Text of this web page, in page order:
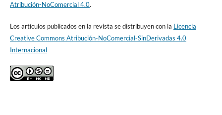
Atribución-NoComercial 4.0.
Los artículos publicados en la revista se distribuyen con la Licencia
Creative Commons Atribución-NoComercial-SinDerivadas 4.0
Internacional